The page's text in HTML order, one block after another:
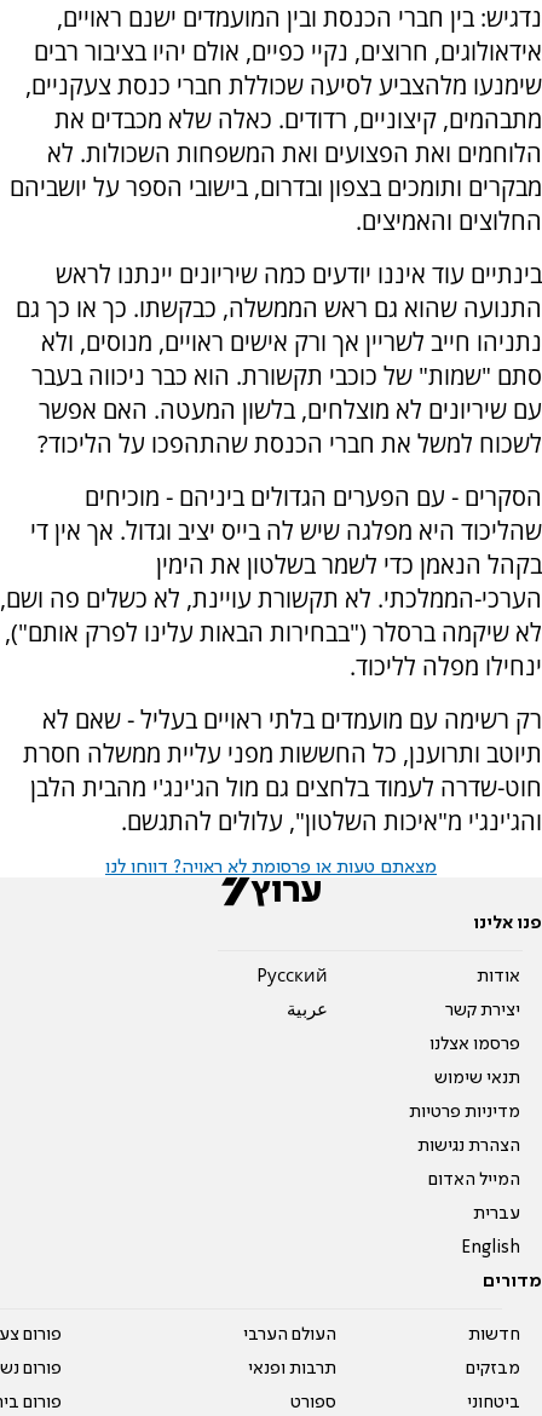
נדגיש: בין חברי הכנסת ובין המועמדים ישנם ראויים,
אידאולוגים, חרוצים, נקיי כפיים, אולם יהיו בציבור רבים
שימנעו מלהצביע לסיעה שכוללת חברי כנסת צעקניים,
מתבהמים, קיצוניים, רדודים. כאלה שלא מכבדים את
הלוחמים ואת הפצועים ואת המשפחות השכולות. לא
מבקרים ותומכים בצפון ובדרום, בישובי הספר על יושביהם
החלוצים והאמיצים.
בינתיים עוד איננו יודעים כמה שיריונים יינתנו לראש
התנועה שהוא גם ראש הממשלה, כבקשתו. כך או כך גם
נתניהו חייב לשריין אך ורק אישים ראויים, מנוסים, ולא
סתם "שמות" של כוכבי תקשורת. הוא כבר ניכווה בעבר
עם שיריונים לא מוצלחים, בלשון המעטה. האם אפשר
לשכוח למשל את חברי הכנסת שהתהפכו על הליכוד?
הסקרים - עם הפערים הגדולים ביניהם - מוכיחים
שהליכוד היא מפלגה שיש לה בייס יציב וגדול. אך אין די
בקהל הנאמן כדי לשמר בשלטון את הימין
הערכי-הממלכתי. לא תקשורת עויינת, לא כשלים פה ושם,
לא שיקמה ברסלר ("בבחירות הבאות עלינו לפרק אותם"),
ינחילו מפלה לליכוד.
רק רשימה עם מועמדים בלתי ראויים בעליל - שאם לא
תיוטב ותרוענן, כל החששות מפני עליית ממשלה חסרת
חוט-שדרה לעמוד בלחצים גם מול הג'ינג'י מהבית הלבן
והג'ינג'י מ"איכות השלטון", עלולים להתגשם.
מצאתם טעות או פרסומת לא ראויה? דווחו לנו
פנו אלינו
אודות
יצירת קשר
פרסמו אצלנו
תנאי שימוש
מדיניות פרטיות
הצהרת נגישות
המייל האדום
עברית
English
Pусский
عربية
מדורים
חדשות
מבזקים
ביטחוני
העולם הערבי
תרבות ופנאי
ספורט
פורום
פורום
פורום